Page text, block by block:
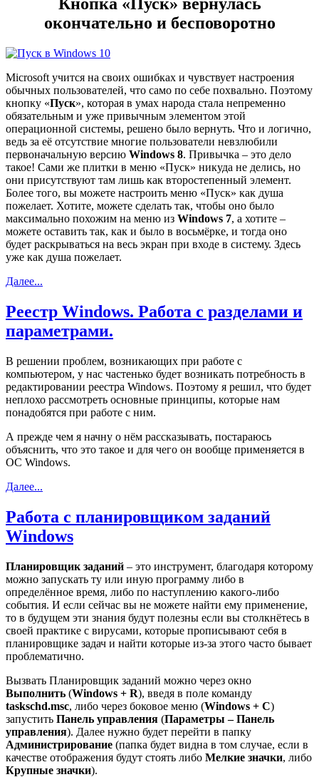
Кнопка «Пуск» вернулась
окончательно и бесповоротно
Microsoft учится на своих ошибках и чувствует настроения
обычных пользователей, что само по себе похвально. Поэтому
кнопку «Пуск», которая в умах народа стала непременно
обязательным и уже привычным элементом этой
операционной системы, решено было вернуть. Что и логично,
ведь за её отсутствие многие пользователи невзлюбили
первоначальную версию Windows 8. Привычка – это дело
такое! Сами же плитки в меню «Пуск» никуда не делись, но
они присутствуют там лишь как второстепенный элемент.
Более того, вы можете настроить меню «Пуск» как душа
пожелает. Хотите, можете сделать так, чтобы оно было
максимально похожим на меню из Windows 7, а хотите –
можете оставить так, как и было в восьмёрке, и тогда оно
будет раскрываться на весь экран при входе в систему. Здесь
уже как душа пожелает.
Далее...
Реестр Windows. Работа с разделами и
параметрами.
В решении проблем, возникающих при работе с
компьютером, у нас частенько будет возникать потребность в
редактировании реестра Windows. Поэтому я решил, что будет
неплохо рассмотреть основные принципы, которые нам
понадобятся при работе с ним.
А прежде чем я начну о нём рассказывать, постараюсь
объяснить, что это такое и для чего он вообще применяется в
ОС Windows.
Далее...
Работа с планировщиком заданий
Windows
Планировщик заданий – это инструмент, благодаря которому
можно запускать ту или иную программу либо в
определённое время, либо по наступлению какого-либо
события. И если сейчас вы не можете найти ему применение,
то в будущем эти знания будут полезны если вы столкнётесь в
своей практике с вирусами, которые прописывают себя в
планировщике задач и найти которые из-за этого часто бывает
проблематично.
Вызвать Планировщик заданий можно через окно
Выполнить (Windows + R), введя в поле команду
taskschd.msc, либо через боковое меню (Windows + C)
запустить Панель управления (Параметры – Панель
управления). Далее нужно будет перейти в папку
Администрирование (папка будет видна в том случае, если в
качестве отображения будут стоять либо Мелкие значки, либо
Крупные значки).